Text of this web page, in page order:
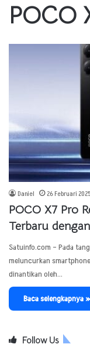
POCO
Daniel 26 Februari 2025
POCO X7 Pro
Terbaru
Satuinfo.com – Pada
meluncurkan
dinantikan oleh…
Baca selengkapnya »
Follow Us